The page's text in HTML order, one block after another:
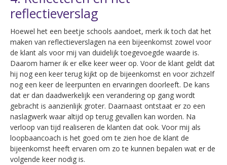
reflectieverslag
Hoewel het een beetje schools aandoet, merk ik toch dat het
maken van reflectieverslagen na een bijeenkomst zowel voor
de klant als voor mij van duidelijk toegevoegde waarde is.
Daarom hamer ik er elke keer weer op. Voor de klant geldt dat
hij nog een keer terug kijkt op de bijeenkomst en voor zichzelf
nog een keer de leerpunten en ervaringen doorleeft. De kans
dat er dan daadwerkelijk een verandering op gang wordt
gebracht is aanzienlijk groter. Daarnaast ontstaat er zo een
naslagwerk waar altijd op terug gevallen kan worden. Na
verloop van tijd realiseren de klanten dat ook. Voor mij als
loopbaancoach is het goed om te zien hoe de klant de
bijeenkomst heeft ervaren om zo te kunnen bepalen wat er de
volgende keer nodig is.